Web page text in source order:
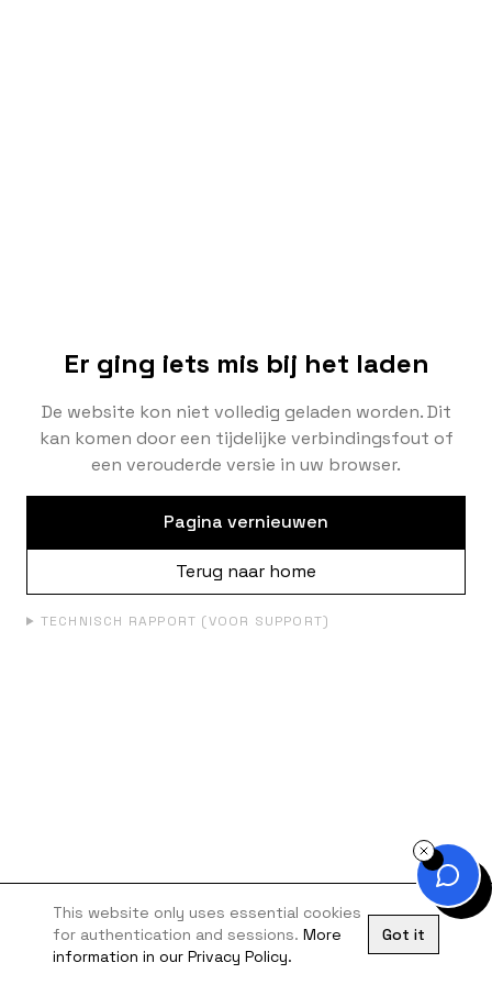
Er ging iets mis bij het laden
De website kon niet volledig geladen worden. Dit
kan komen door een tijdelijke verbindingsfout of
een verouderde versie in uw browser.
Pagina vernieuwen
Terug naar home
TECHNISCH RAPPORT (VOOR SUPPORT)
This website only uses essential cookies
for authentication and sessions. More
information in our Privacy Policy.
Got it